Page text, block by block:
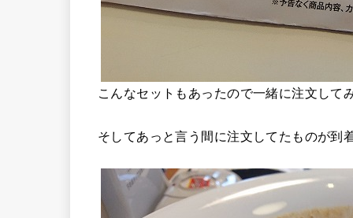
こんなセットもあったので一緒に注文し
そしてあっと言う間に注文してたものが到